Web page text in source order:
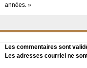
années. »
Les commentaires sont
Les adresses courriel ne